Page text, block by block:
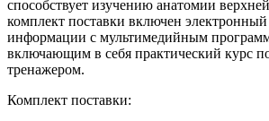
способствует изучению анатомии
комплект поставки включен электронный
информации с мультимедийным
включающим в себя практический курс
тренажером.
Комплект поставки: